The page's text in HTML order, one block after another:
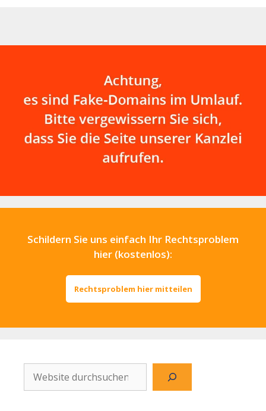
Schildern Sie uns einfach Ihr Rechtsproblem
hier (kostenlos):
Rechtsproblem hier mitteilen
Website
durchsuchen